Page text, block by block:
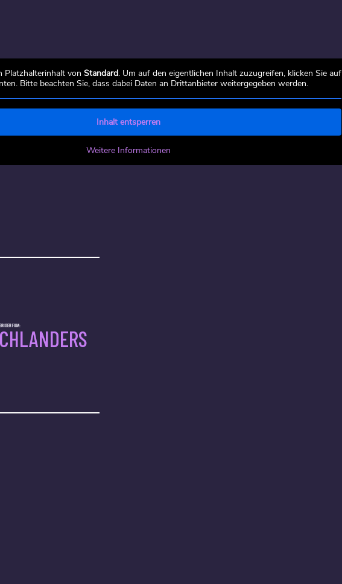
Platzhalterinhalt von Standard. Um auf den eigentlichen Inhalt zuzugreifen, klicken Sie auf
Bitte beachten Sie, dass dabei Daten an Drittanbieter weitergegeben werden.
Inhalt entsperren
Weitere Informationen
FILM: